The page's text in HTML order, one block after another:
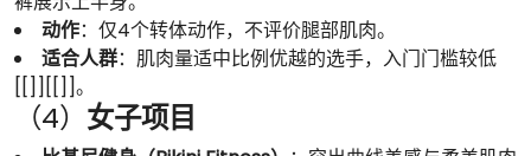
动作：仅4个转体动作，不评价腿部肌肉。
适合人群：肌肉量适中比例优越的选手，入门门槛较低
[[]][[]]。
（4） 女子项目